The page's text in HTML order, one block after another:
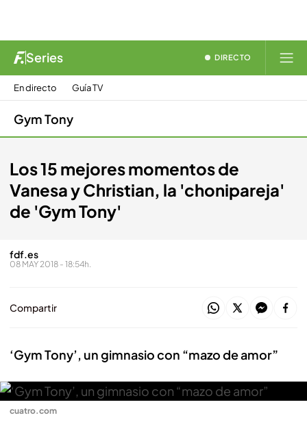
Series DIRECTO
En directo Guía TV
Gym Tony
Los 15 mejores momentos de
Vanesa y Christian, la 'chonipareja'
de 'Gym Tony'
fdf.es
08 MAY 2018 - 18:54h.
Compartir
‘Gym Tony’, un gimnasio con “mazo de amor”
cuatro.com